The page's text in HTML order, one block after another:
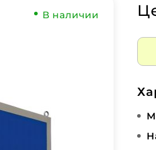
В наличии